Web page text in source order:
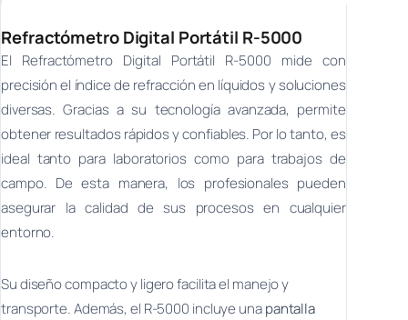
Refractómetro Digital Portátil R-5000
El Refractómetro Digital Portátil R-5000 mide con
precisión el índice de refracción en líquidos y soluciones
diversas. Gracias a su tecnología avanzada, permite
obtener resultados rápidos y confiables. Por lo tanto, es
ideal tanto para laboratorios como para trabajos de
campo. De esta manera, los profesionales pueden
asegurar la calidad de sus procesos en cualquier
entorno.
Su diseño compacto y ligero facilita el manejo y
transporte. Además, el R-5000 incluye unapantalla